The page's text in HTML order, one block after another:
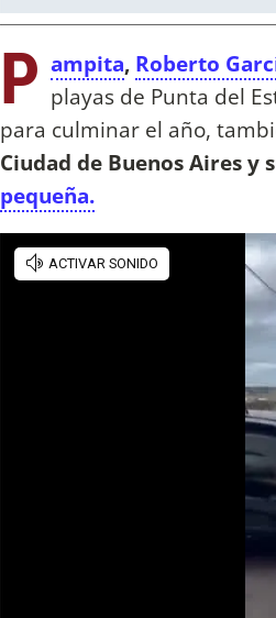
P ampita, Roberto
playas de Punta del
para culminar el año,
Ciudad de Buenos Aires y
pequeña.